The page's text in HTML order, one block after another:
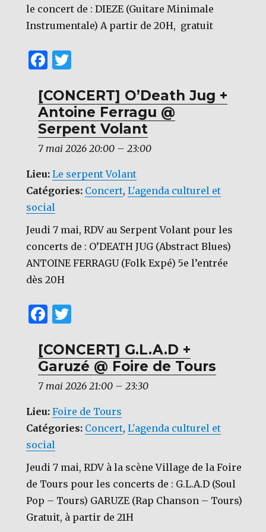
le concert de : DIEZE (Guitare Minimale
Instrumentale) A partir de 20H, gratuit
F
c
e
b
o
o
k
it
te
r
[CONCERT] O’Death Jug +
Antoine Ferragu @
Serpent Volant
7 mai 2026 20:00– 23:00
Lieu: Le serpent Volant
Catégories: Concert,L'agenda culturel et
social
Jeudi 7 mai, RDV au Serpent Volant pour les
concerts de : O’DEATH JUG (Abstract Blues)
ANTOINE FERRAGU (Folk Expé) 5e l’entrée
dès 20H
F
c
e
b
o
o
k
it
te
r
[CONCERT] G.L.A.D +
Garuzé @ Foire de Tours
7 mai 2026 21:00– 23:30
Lieu: Foire de Tours
Catégories: Concert,L'agenda culturel et
social
Jeudi 7 mai, RDV à la scène Village de la Foire
de Tours pour les concerts de : G.L.A.D (Soul
Pop – Tours) GARUZE (Rap Chanson – Tours)
Gratuit, à partir de 21H